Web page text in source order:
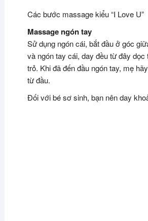
Các bước massage kiểu “I Love U”
Massage ngón tay
Sử dụng ngón cái, bắt đầu ở góc
và ngón tay cái, day đều từ đây dọc
trỏ. Khi đã đến đầu ngón tay, mẹ
từ đầu.
Đối với bé sơ sinh, bạn nên day